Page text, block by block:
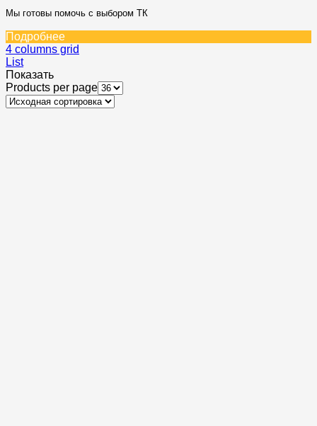
Мы готовы помочь с выбором ТК
Подробнее
4 columns grid
List
Показать
Products per page